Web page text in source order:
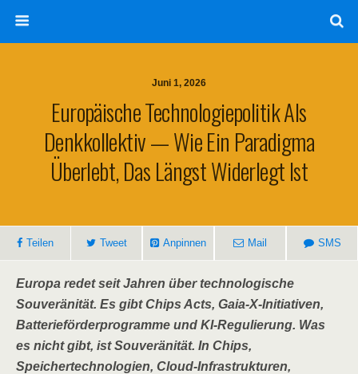
Juni 1, 2026
Europäische Technologiepolitik Als
Denkkollektiv — Wie Ein Paradigma
Überlebt, Das Längst Widerlegt Ist
Teilen Tweet Anpinnen Mail SMS
Europa redet seit Jahren über technologische
Souveränität. Es gibt Chips Acts, Gaia-X-Initiativen,
Batterieförderprogramme und KI-Regulierung. Was
es nicht gibt, ist Souveränität. In Chips,
Speichertechnologien, Cloud-Infrastrukturen,